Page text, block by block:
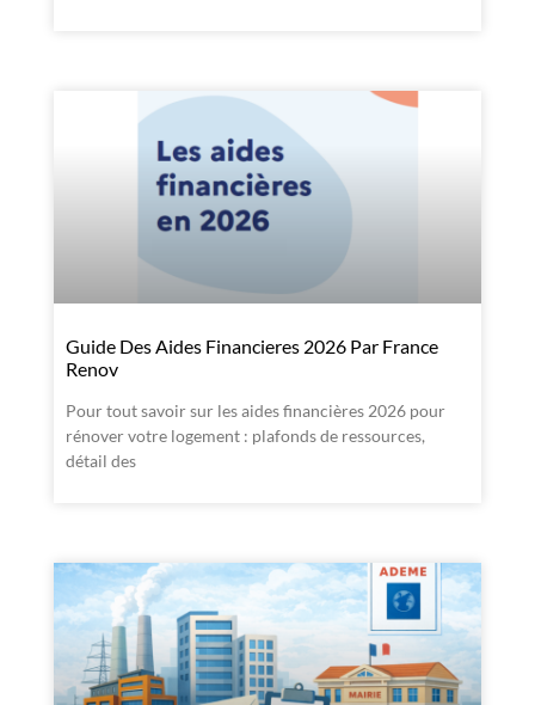
Guide Des Aides Financieres 2026 Par France
Renov
Pour tout savoir sur les aides financières 2026 pour
rénover votre logement : plafonds de ressources,
détail des